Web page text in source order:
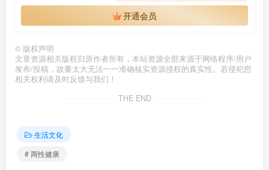
开通会员
© 版权声明
文章资源相关版权归原作者所有，本站资源全部来源于网络程序/用户
发布/投稿，故量太大无法一一准确核实资源侵权的真实性。若侵犯您
相关权利请及时反馈与我们！
THE END
生活文化
# 两性健康